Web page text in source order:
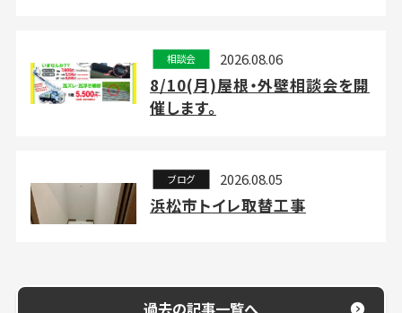
相談会 2026.08.06
8/10(月)屋根・外壁相談会を開
催します。
ブログ 2026.08.05
浜松市トイレ取替工事